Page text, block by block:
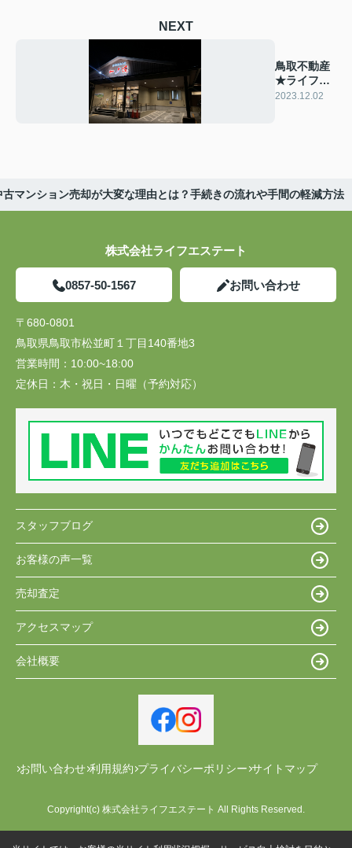
NEXT
鳥取不動産
★ライフエ
ステート
2023.12.02
ンション売却が大変な理由とは？手続きの流れや手間の軽減方法
株式会社ライフエステート
0857-50-1567 お問い合わせ
〒680-0801
鳥取県鳥取市松並町１丁目140番地3
営業時間： 10:00~18:00
定休日： 木・祝日・日曜（予約対応）
スタッフブログ
お客様の声一覧
売却査定
アクセスマップ
会社概要
お問い合わせ 利用規約 プライバシーポリシー サイトマップ
Copyright(c) 株式会社ライフエステート All Rights Reserved.